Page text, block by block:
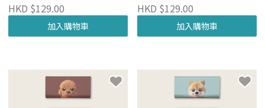
HKD $129.00
加入購物車
HKD $129.00
加入購物車